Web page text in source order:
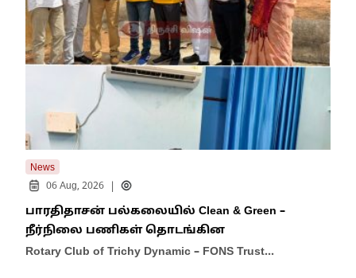
News
06 Aug, 2026
பாரதிதாசன் பல்கலையில் Clean & Green –
நீர்நிலை பணிகள் தொடங்கின
Rotary Club of Trichy Dynamic – FONS Trust…